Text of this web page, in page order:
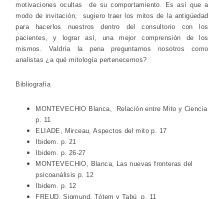
motivaciones ocultas de su comportamiento. Es así que a
modo de invitación, sugiero traer los mitos de la antigüedad
para hacerlos nuestros dentro del consultorio con los
pacientes, y lograr así, una mejor comprensión de los
mismos. Valdría la pena preguntarnos nosotros como
analistas ¿a qué mitología pertenecemos?
Bibliografía
MONTEVECHIO Blanca, Relación entre Mito y Ciencia
p. 11
ELIADE, Mirceau, Aspectos del mitop. 17
Ibidem. p. 21
Ibidem. p. 26-27
MONTEVECHIO, Blanca, Las nuevas fronteras del
psicoanálisis p. 12
Ibidem. p. 12
FREUD, Sigmund, Tótem y Tabú p. 11